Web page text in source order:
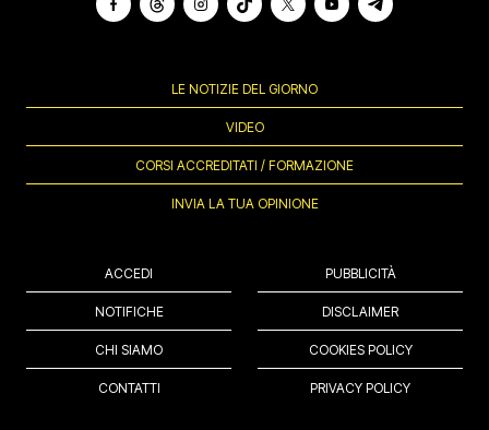
LE NOTIZIE DEL GIORNO
VIDEO
CORSI ACCREDITATI / FORMAZIONE
INVIA LA TUA OPINIONE
ACCEDI
NOTIFICHE
CHI SIAMO
CONTATTI
PUBBLICITÀ
DISCLAIMER
COOKIES POLICY
PRIVACY POLICY